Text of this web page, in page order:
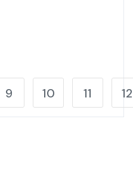
9 10 11 12